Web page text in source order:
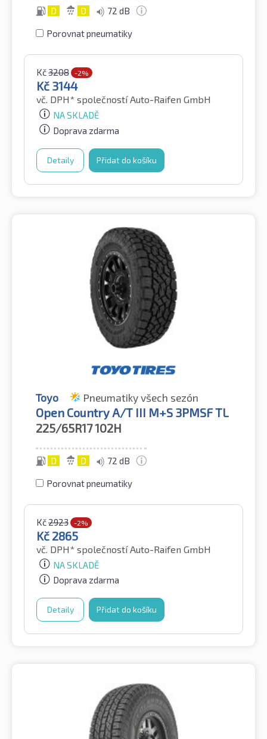
D D 72 dB
Porovnat pneumatiky
Kč3208 -2%
Kč 3144
vč. DPH* společností Auto-Raifen GmbH
NA SKLADĚ
Doprava zdarma
Detaily Přidat do košíku
Toyo Pneumatiky všech sezón
Open Country A/T III M+S 3PMSF TL
225/65R17102H
D D 72 dB
Porovnat pneumatiky
Kč2923 -2%
Kč 2865
vč. DPH* společností Auto-Raifen GmbH
NA SKLADĚ
Doprava zdarma
Detaily Přidat do košíku